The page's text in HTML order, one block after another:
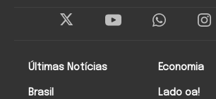
Últimas Notícias
Brasil
Economia
Lado oa!